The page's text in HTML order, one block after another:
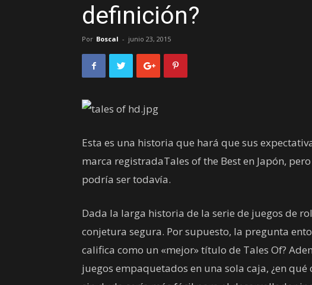
definición?
Por Boscal - junio 23, 2015
Esta es una historia que hará que sus
marca registradaTales of the Best en Japón,
podría ser todavía.
Dada la larga historia de la serie de juegos de
conjetura segura. Por supuesto, la pregunta
califica como un «mejor» título de Tales Of?
juegos empaquetados en una sola caja, ¿en